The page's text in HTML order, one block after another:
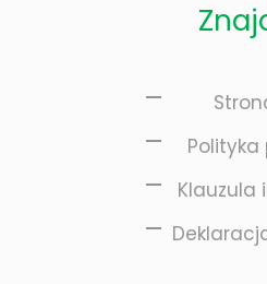
Klauzula